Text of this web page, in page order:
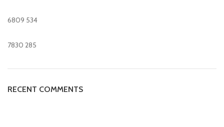
6809 534
7830 285
RECENT COMMENTS